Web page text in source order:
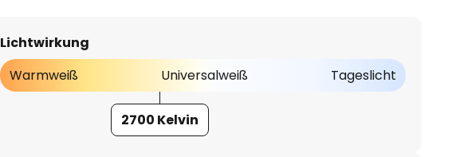
Lichtwirkung
Warmweiß
Universalweiß Tageslicht
2700 Kelvin